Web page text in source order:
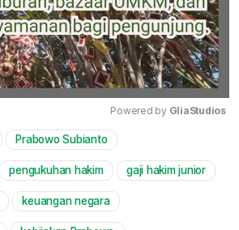
Powered by GliaStudios
Prabowo Subianto
pengukuhan hakim gaji hakim junior
keuangan negara